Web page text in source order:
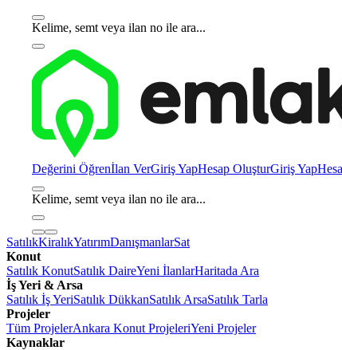
Kelime, semt veya ilan no ile ara...
Değerini Öğrenİlan VerGiriş YapHesap OluşturGiriş Yap
Kelime, semt veya ilan no ile ara...
SatılıkKiralıkYatırımDanışmanlarSat
Konut
Satılık KonutSatılık DaireYeni İlanlarHaritada Ara
İş Yeri & Arsa
Satılık İş YeriSatılık DükkanSatılık ArsaSatılık Tarla
Projeler
Tüm ProjelerAnkara Konut ProjeleriYeni Projeler
Kaynaklar